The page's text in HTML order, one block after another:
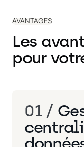
AVANTAGES
Les
pour
01 /